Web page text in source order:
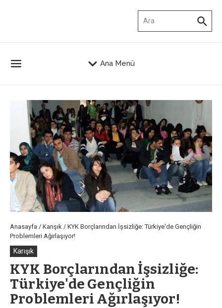
Ana Menü
Anasayfa / Karışık / KYK Borçlarından İşsizliğe: Türkiye'de Gençliğin
Problemleri Ağırlaşıyor!
Karışık
KYK Borçlarından İşsizliğe:
Türkiye'de Gençliğin
Problemleri Ağırlaşıyor!